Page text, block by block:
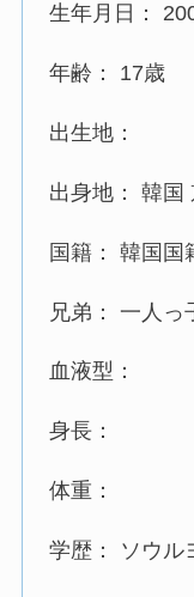
生年月日：
年齢： 17歳
出生地：
出身地： 韓国
国籍： 韓国国
兄弟： 一人っ
血液型：
身長：
体重：
学歴： ソウル